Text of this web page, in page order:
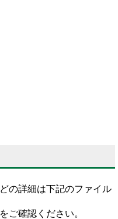
の詳細は下記のファイル
ご確認ください。